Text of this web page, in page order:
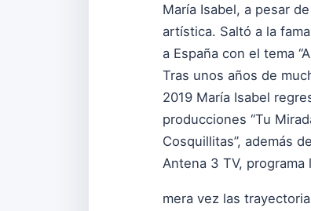
María Isabel, a pesar
artística. Saltó a la
a España con el tema
Tras unos años de
2019 María Isabel
producciones “Tu
Cosquillitas”, además
Antena 3 TV,
mera vez las